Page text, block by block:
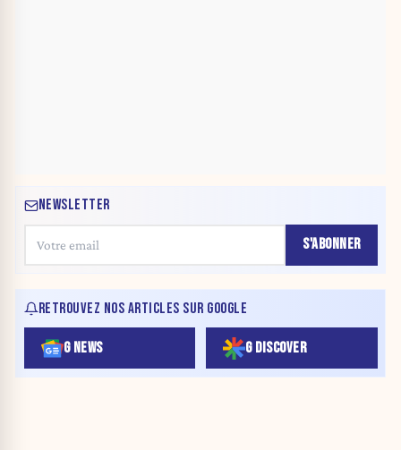
NEWSLETTER
S'ABONNER
RETROUVEZ NOS ARTICLES SUR GOOGLE
G NEWS G DISCOVER